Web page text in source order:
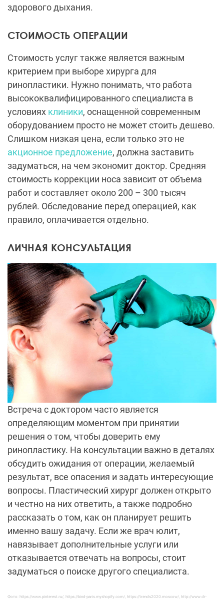
здорового дыхания.
СТОИМОСТЬ ОПЕРАЦИИ
Стоимость услуг также является важным
критерием при выборе хирурга для
ринопластики. Нужно понимать, что работа
высококвалифицированного специалиста в
условиях клиники, оснащенной современным
оборудованием просто не может стоить дешево.
Слишком низкая цена, если только это не
акционное предложение, должна заставить
задуматься, на чем экономит доктор. Средняя
стоимость коррекции носа зависит от объема
работ и составляет около 200 – 300 тысяч
рублей. Обследование перед операцией, как
правило, оплачивается отдельно.
ЛИЧНАЯ КОНСУЛЬТАЦИЯ
Встреча с доктором часто является
определяющим моментом при принятии
решения о том, чтобы доверить ему
ринопластику. На консультации важно в деталях
обсудить ожидания от операции, желаемый
результат, все опасения и задать интересующие
вопросы. Пластический хирург должен открыто
и честно на них ответить, а также подробно
рассказать о том, как он планирует решить
именно вашу задачу. Если же врач юлит,
навязывает дополнительные услуги или
отказывается отвечать на вопросы, стоит
задуматься о поиске другого специалиста.
Фото: https://www.pinterest.ru/ https://bind-paris.myshopify.com/ https://trends2020.moscow/ http://www.dr-